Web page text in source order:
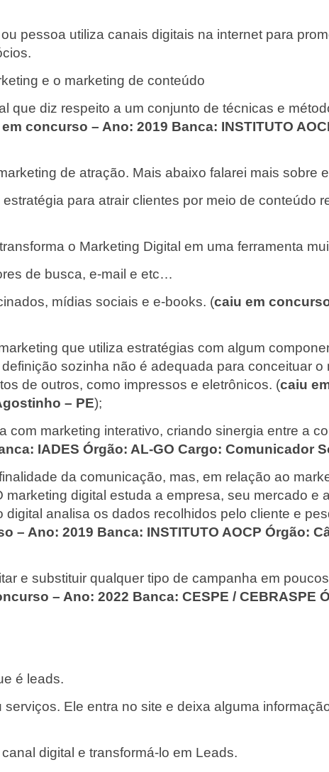
pessoa utiliza canais digitais na internet para
e o marketing de conteúdo
que diz respeito a um conjunto de técnicas e
concurso – Ano: 2019 Banca: INSTITUTO
de atração. Mais abaixo falarei mais sobre
para atrair clientes por meio de conteúdo
o Marketing Digital em uma ferramenta
de busca, e-mail e etc…
mídias sociais e e-books. (caiu em
que utiliza estratégias com algum
sozinha não é adequada para conceituar o
de outros, como impressos e eletrônicos. (caiu
– PE);
marketing interativo, criando sinergia entre a
IADES Órgão: AL-GO Cargo: Comunicador
da comunicação, mas, em relação ao
digital estuda a empresa, seu mercado e
analisa os dados recolhidos pelo cliente e
– Ano: 2019 Banca: INSTITUTO AOCP Órgão:
e substituir qualquer tipo de campanha em
– Ano: 2022 Banca: CESPE / CEBRASPE
é leads.
Ele entra no site e deixa alguma
digital e transformá-lo em Leads.